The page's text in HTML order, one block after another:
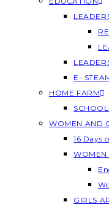
E-
HOME FARM
WOMEN AND
16 Days
WOMEN
GIRLS